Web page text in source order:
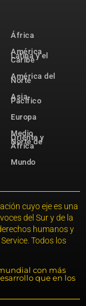
África
América
Latina y el
Caribe
América del
Norte
Asia-
Pacífico
Europa
Medio
Oriente y
Norte de
África
Mundo
cuyo eje es una
del Sur y de la
humanos y
Todos los
con más
que en los